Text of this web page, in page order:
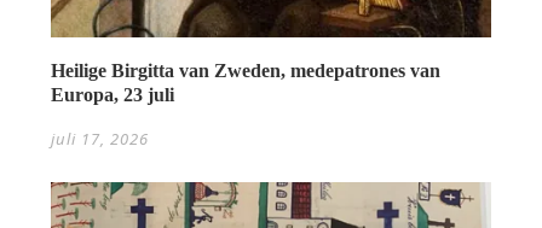
Heilige Birgitta van Zweden, medepatrones van
Europa, 23 juli
juli 17, 2026